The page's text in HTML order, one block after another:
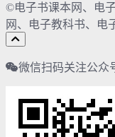
©电子书课本网、电
网、电子教科书、电
微信扫码关注公众